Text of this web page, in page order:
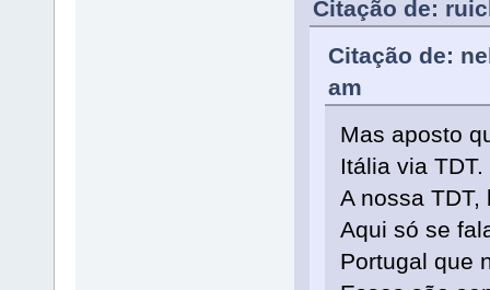
Citação de:
Citação de:
am
Mas aposto
Itália via TDT.
A nossa
Aqui só se
Portugal que